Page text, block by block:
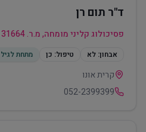
ד"ר תום רן
פסיכולוג קליני מומחה, מ.ר. 27-131664
אבחון: לא טיפול: כן מתחת לגיל 18
קרית אונו
052-2399399